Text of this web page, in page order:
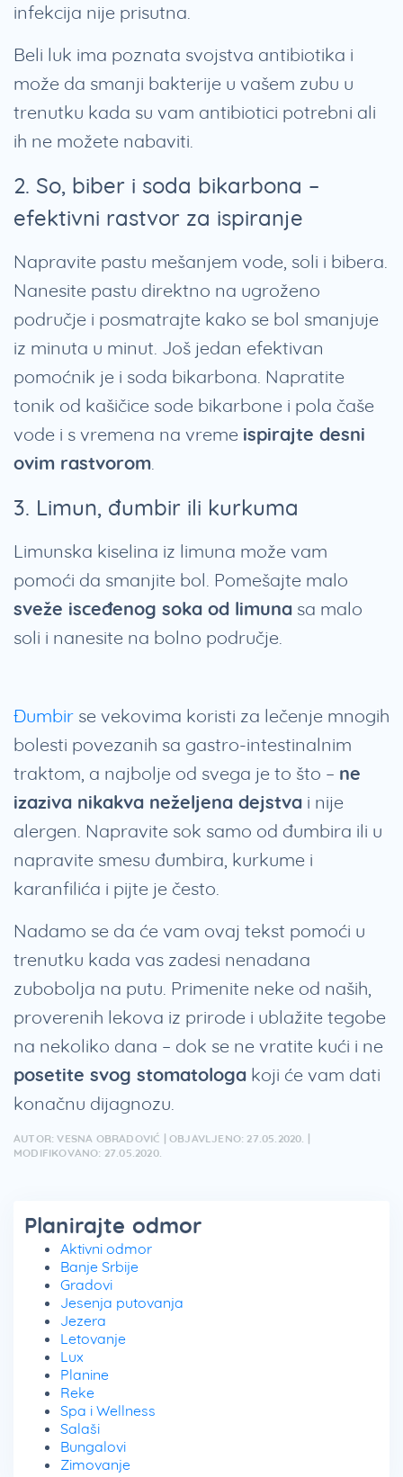
infekcija nije prisutna.
Beli luk ima poznata svojstva antibiotika i
može da smanji bakterije u vašem zubu u
trenutku kada su vam antibiotici potrebni ali
ih ne možete nabaviti.
2. So, biber i soda bikarbona –
efektivni rastvor za ispiranje
Napravite pastu mešanjem vode, soli i bibera.
Nanesite pastu direktno na ugroženo
područje i posmatrajte kako se bol smanjuje
iz minuta u minut. Još jedan efektivan
pomoćnik je i soda bikarbona. Napratite
tonik od kašičice sode bikarbone i pola čaše
vode i s vremena na vreme ispirajte desni
ovim rastvorom.
3. Limun, đumbir ili kurkuma
Limunska kiselina iz limuna može vam
pomoći da smanjite bol. Pomešajte malo
sveže isceđenog soka od limuna sa malo
soli i nanesite na bolno područje.
Đumbir se vekovima koristi za lečenje mnogih
bolesti povezanih sa gastro-intestinalnim
traktom, a najbolje od svega je to što – ne
izaziva nikakva neželjena dejstva i nije
alergen. Napravite sok samo od đumbira ili u
napravite smesu đumbira, kurkume i
karanfilića i pijte je često.
Nadamo se da će vam ovaj tekst pomoći u
trenutku kada vas zadesi nenadana
zubobolja na putu. Primenite neke od naših,
proverenih lekova iz prirode i ublažite tegobe
na nekoliko dana – dok se ne vratite kući i ne
posetite svog stomatologa koji će vam dati
konačnu dijagnozu.
AUTOR: VESNA OBRADOVIĆ | OBJAVLJENO: 27.05.2020. |
MODIFIKOVANO: 27.05.2020.
Planirajte odmor
Aktivni odmor
Banje Srbije
Gradovi
Jesenja putovanja
Jezera
Letovanje
Lux
Planine
Reke
Spa i Wellness
Salaši
Bungalovi
Zimovanje